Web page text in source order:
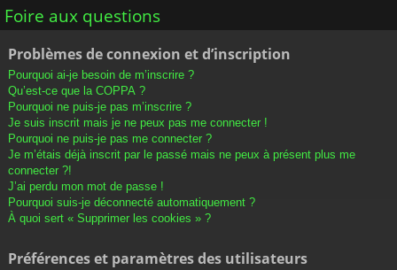
m
Foire aux questions
Problèmes de connexion et d’inscription
Pourquoi ai-je besoin de m’inscrire ?
Qu’est-ce que la COPPA ?
Pourquoi ne puis-je pas m’inscrire ?
Je suis inscrit mais je ne peux pas me connecter !
Pourquoi ne puis-je pas me connecter ?
Je m’étais déjà inscrit par le passé mais ne peux à présent plus me
connecter ?!
J’ai perdu mon mot de passe !
Pourquoi suis-je déconnecté automatiquement ?
À quoi sert « Supprimer les cookies » ?
Préférences et paramètres des utilisateurs